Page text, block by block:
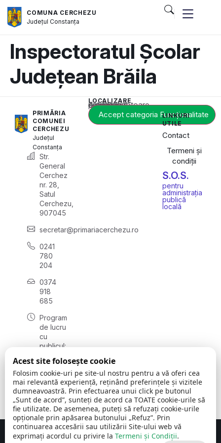
COMUNA CERCHEZU
JudețulConstanța
Inspectoratul Școlar
Județean Brăila
PRIMĂRIA
COMUNEI
CERCHEZU
Județul
Constanța
Str.
General
Cerchez
nr. 28,
Satul
Cerchezu,
907045
secretar@primariacerchezu.ro
0241
780
204
0374
918
685
Program
de lucru
cu
publicul:
08:00 -
16:30
, vineri:
08:00 -
14:00
LOCALIZARE
Acest conținut este blocat până când acceptați categoria corespunzătoare de cookie-uri.
Accept categoria Funcționalitate
LINKURI
UTILE
Contact
Termeni și
condiții
S.O.S.
pentru
administrația
publică
locală
Concept realizat de Big Media Relații Publice SRL
Acest site folosește cookie
Folosim cookie-uri pe site-ul nostru pentru a vă oferi cea
mai relevantă experiență, reținând preferințele și vizitele
dumneavoastră. Prin efectuarea unui click pe butonul
„Sunt de acord”, sunteți de acord ca TOATE cookie-urile să
fie utilizate. De asemenea, puteți să refuzați cookie-urile
opționale prin apăsarea butonului „Refuz”. Prin
continuarea accesării sau utilizării Site-ului web vă
exprimați acordul cu privire la Termeni și Condiții.